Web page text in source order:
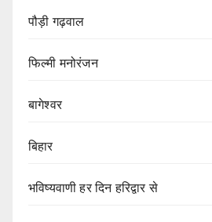
पौड़ी गढ़वाल
फिल्मी मनोरंजन
बागेश्वर
बिहार
भविष्यवाणी हर दिन हरिद्वार से